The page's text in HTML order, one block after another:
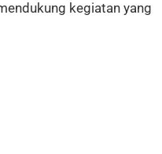
kegiatan yang